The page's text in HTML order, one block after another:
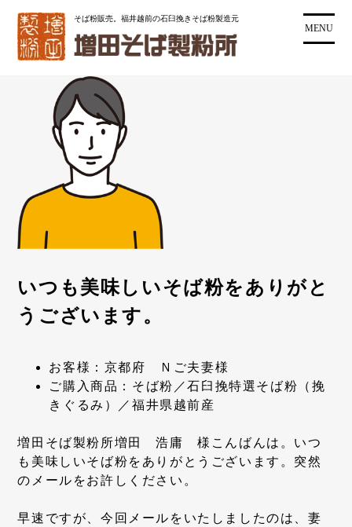
そば粉販売。福井越前の石臼挽きそば粉製造元
MENU
いつも美味しいそば粉をありがと
うございます。
お客様：京都府 Ｎご夫妻様
ご購入商品：そば粉／石臼挽特選そば粉（挽
きぐるみ）／福井県越前産
増田そば製粉所増田 浩庸 様こんばんは。いつ
も美味しいそば粉をありがとうございます。突然
のメールをお許しください。
早速ですが、今回メールをいたしましたのは、妻